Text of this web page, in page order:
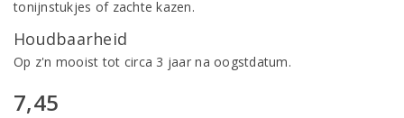
tonijnstukjes of zachte kazen.
Houdbaarheid
Op z'n mooist tot circa 3 jaar na oogstdatum.
7,45